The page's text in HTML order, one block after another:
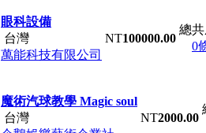
眼科設備
台灣
萬能科技有限公司
NT100000.00
總
0
魔術汽球教學 Magic soul
台灣
NT2000.00